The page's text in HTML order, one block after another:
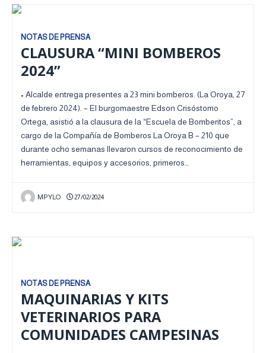
NOTAS DE PRENSA
CLAUSURA “MINI BOMBEROS
2024”
• Alcalde entrega presentes a 23 mini bomberos. (La Oroya, 27
de febrero 2024). – El burgomaestre Edson Crisóstomo
Ortega, asistió a la clausura de la “Escuela de Bomberitos”, a
cargo de la Compañía de Bomberos La Oroya B – 210 que
durante ocho semanas llevaron cursos de reconocimiento de
herramientas, equipos y accesorios, primeros…
MPYLO 27/02/2024
NOTAS DE PRENSA
MAQUINARIAS Y KITS
VETERINARIOS PARA
COMUNIDADES CAMPESINAS